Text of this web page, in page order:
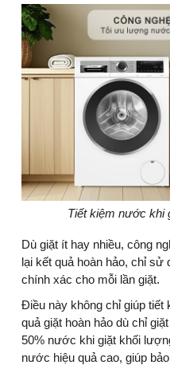
Tiết kiệm nước khi
Dù giặt ít hay nhiều, công
lại kết quả hoàn hảo, chỉ
chính xác cho mỗi lần giặt.
Điều này không chỉ giúp
quả giặt hoàn hảo dù chỉ
50% nước khi giặt khối
nước hiệu quả cao, giúp